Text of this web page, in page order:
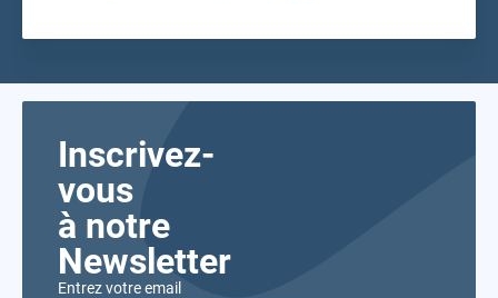
Inscrivez-
vous
à notre
Newsletter
Entrez votre email